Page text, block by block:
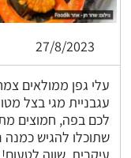
27/8/2023
עלי גפן ממולאים
עגבניית מגי בצל
לכם בפה, חמוצים
שתוכלו להגיש
עיקרית, שווה לטעום!